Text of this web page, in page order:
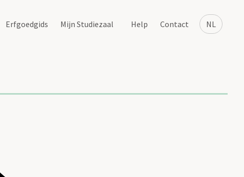
NL
Erfgoedgids Mijn Studiezaal Help Contact